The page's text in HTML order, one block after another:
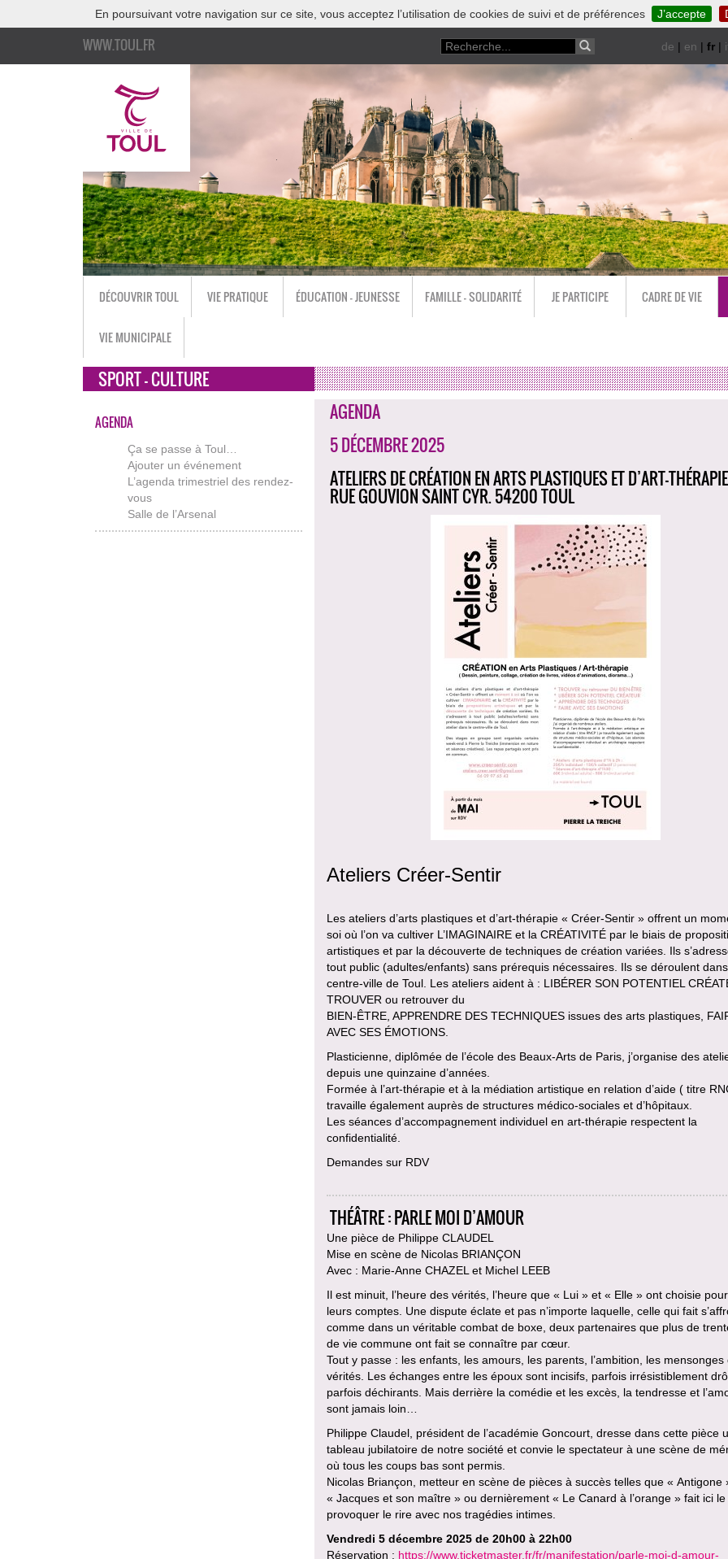
En poursuivant votre navigation sur ce site, vous acceptez l’utilisation de cookies de suivi et de préférences J’accepte
WWW.TOUL.FR de | en | fr |
DÉCOUVRIR TOUL VIE PRATIQUE ÉDUCATION - JEUNESSE FAMILLE - SOLIDARITÉ JE PARTICIPE CADRE DE VIE
VIE MUNICIPALE
SPORT - CULTURE
AGENDA
Ça se passe à Toul…
Ajouter un événement
L’agenda trimestriel des rendez-
vous
Salle de l’Arsenal
AGENDA
5 DÉCEMBRE 2025
ATELIERS DE CRÉATION EN ARTS PLASTIQUES ET D’ART-
RUE GOUVION SAINT CYR. 54200 TOUL
Ateliers Créer-Sentir
Les ateliers d’arts plastiques et d’art-thérapie « Créer-Sentir » offrent un
soi où l’on va cultiver L’IMAGINAIRE et la CRÉATIVITÉ par le biais de
artistiques et par la découverte de techniques de création variées. Ils
tout public (adultes/enfants) sans prérequis nécessaires. Ils se déroulent
centre-ville de Toul. Les ateliers aident à : LIBÉRER SON POTENTIEL
TROUVER ou retrouver du
BIEN-ÊTRE, APPRENDRE DES TECHNIQUES issues des arts plastiques,
AVEC SES ÉMOTIONS.
Plasticienne, diplômée de l’école des Beaux-Arts de Paris, j’organise des
depuis une quinzaine d’années.
Formée à l’art-thérapie et à la médiation artistique en relation d’aide ( titre
travaille également auprès de structures médico-sociales et d’hôpitaux.
Les séances d’accompagnement individuel en art-thérapie respectent la
confidentialité.
Demandes sur RDV
THÉÂTRE : PARLE MOI D’AMOUR
Une pièce de Philippe CLAUDEL
Mise en scène de Nicolas BRIANÇON
Avec : Marie-Anne CHAZEL et Michel LEEB
Il est minuit, l’heure des vérités, l’heure que « Lui » et « Elle » ont choisie
leurs comptes. Une dispute éclate et pas n’importe laquelle, celle qui fait
comme dans un véritable combat de boxe, deux partenaires que plus de
de vie commune ont fait se connaître par cœur.
Tout y passe : les enfants, les amours, les parents, l’ambition, les mensonges
vérités. Les échanges entre les époux sont incisifs, parfois irrésistiblement
parfois déchirants. Mais derrière la comédie et les excès, la tendresse et
sont jamais loin…
Philippe Claudel, président de l’académie Goncourt, dresse dans cette pièce
tableau jubilatoire de notre société et convie le spectateur à une scène de
où tous les coups bas sont permis.
Nicolas Briançon, metteur en scène de pièces à succès telles que « Antigone
« Jacques et son maître » ou dernièrement « Le Canard à l’orange » fait ici
provoquer le rire avec nos tragédies intimes.
Vendredi 5 décembre 2025 de 20h00 à 22h00
Réservation : https://www.ticketmaster.fr/fr/manifestation/parle-moi-d-amour-